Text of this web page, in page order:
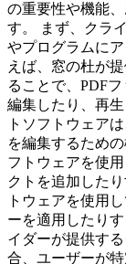
の重要性や機能
す。 まず、クラ
やプログラムに
えば、窓の杜が
ることで、PDF
編集したり、再
トソフトウェア
を編集するため
フトウェアを使
クトを追加した
トウェアを使用
ーを適用したり
イダーが提供す
合、ユーザーが